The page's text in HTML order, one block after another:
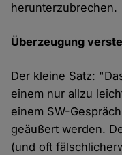
herunterzubrechen.
Überzeugung
Der kleine Satz:
einem nur allzu
einem SW-
geäußert werden.
(und oft